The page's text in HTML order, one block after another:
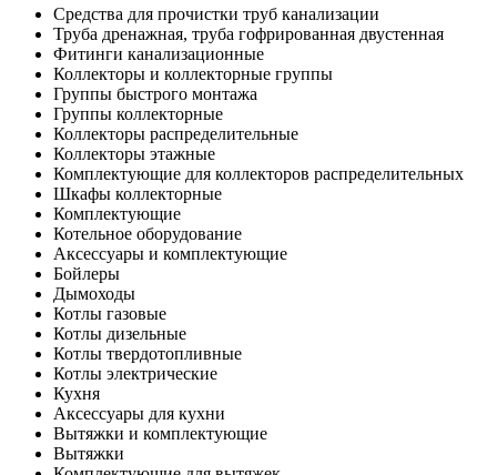
Средства для прочистки труб канализации
Труба дренажная, труба гофрированная двустенная
Фитинги канализационные
Коллекторы и коллекторные группы
Группы быстрого монтажа
Группы коллекторные
Коллекторы распределительные
Коллекторы этажные
Комплектующие для коллекторов распределительных
Шкафы коллекторные
Комплектующие
Котельное оборудование
Аксессуары и комплектующие
Бойлеры
Дымоходы
Котлы газовые
Котлы дизельные
Котлы твердотопливные
Котлы электрические
Кухня
Аксессуары для кухни
Вытяжки и комплектующие
Вытяжки